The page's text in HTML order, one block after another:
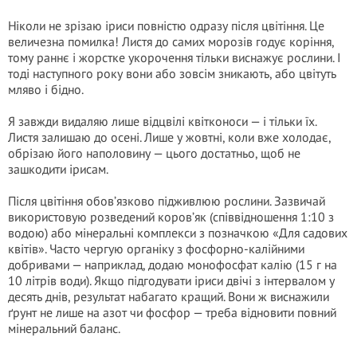
Ніколи не зрізаю іриси повністю одразу після цвітіння. Це
величезна помилка! Листя до самих морозів годує коріння,
тому раннє і жорстке укорочення тільки виснажує рослини. І
тоді наступного року вони або зовсім зникають, або цвітуть
мляво і бідно.
Я завжди видаляю лише відцвілі квітконоси — і тільки їх.
Листя залишаю до осені. Лише у жовтні, коли вже холодає,
обрізаю його наполовину — цього достатньо, щоб не
зашкодити ірисам.
Після цвітіння обов’язково підживлюю рослини. Зазвичай
використовую розведений коров’як (співвідношення 1:10 з
водою) або мінеральні комплекси з позначкою «Для садових
квітів». Часто чергую органіку з фосфорно-калійними
добривами — наприклад, додаю монофосфат калію (15 г на
10 літрів води). Якщо підгодувати іриси двічі з інтервалом у
десять днів, результат набагато кращий. Вони ж виснажили
ґрунт не лише на азот чи фосфор — треба відновити повний
мінеральний баланс.